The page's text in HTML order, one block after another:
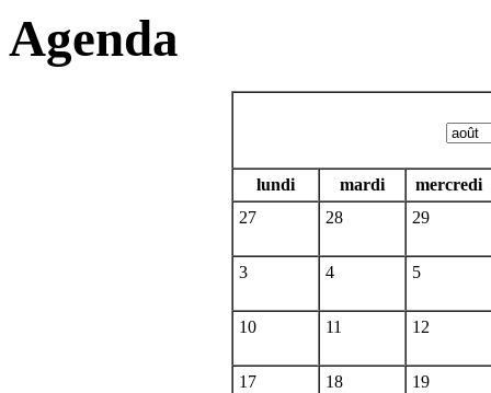
Agenda
lundi mardi
mercredi
27
28 29
3 4 5
10 11 12
17 18 19